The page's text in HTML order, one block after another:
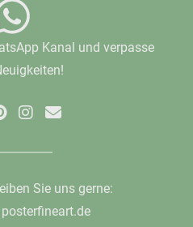
Kanal und verpasse
Sie uns gerne: